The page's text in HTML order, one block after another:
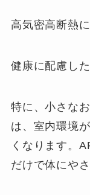
高気密高断熱
健康に配慮し
特に、小さな
は、室内環境
くなります。
だけで体にや